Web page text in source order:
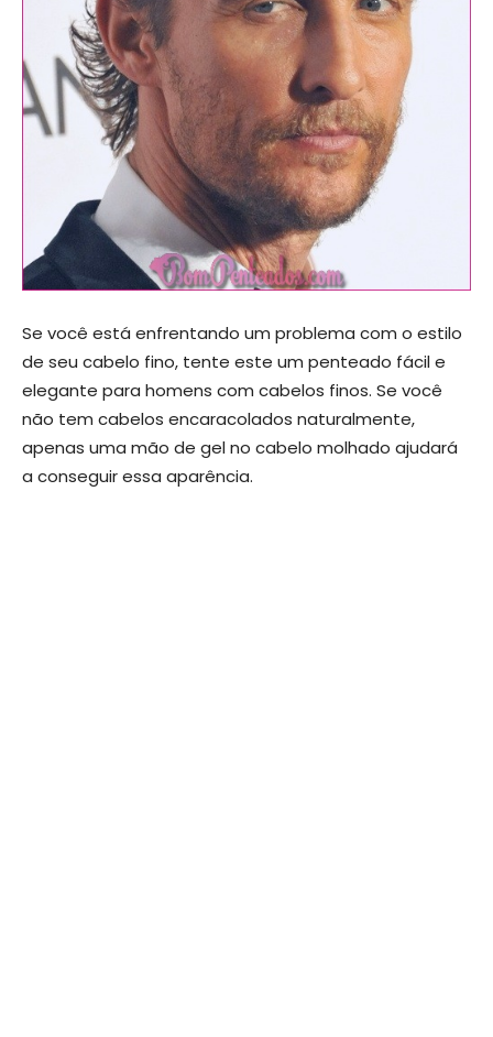
Se você está enfrentando um problema com o estilo
de seu cabelo fino, tente este um penteado fácil e
elegante para homens com cabelos finos. Se você
não tem cabelos encaracolados naturalmente,
apenas uma mão de gel no cabelo molhado ajudará
a conseguir essa aparência.